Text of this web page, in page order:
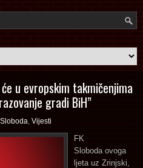
u evropskim takmičenjima
gradi BiH”
Vijesti
FK
Sloboda ovoga
ljeta uz Zrinjski,